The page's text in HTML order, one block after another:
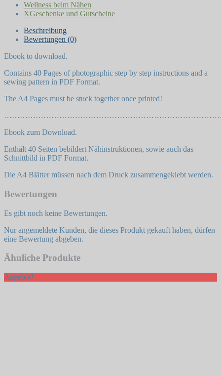
Wellness beim Nähen
XGeschenke und Gutscheine
Beschreibung
Bewertungen (0)
Ebook to download.
Contains 40 Pages of photographic step by step instructions and a
sewing pattern in PDF Format.
The A4 Pages must be stuck together once printed!
Ebook zum Download.
Enthält 40 Seiten bebildert Nähinstruktionen, sowie auch das
Schnittbild in PDF Format.
Die A4 Blätter müssen nach dem Druck zusammengeklebt werden.
Bewertungen
Es gibt noch keine Bewertungen.
Nur angemeldete Kunden, die dieses Produkt gekauft haben, dürfen
eine Bewertung abgeben.
Ähnliche Produkte
Angebot!